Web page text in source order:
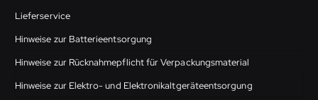
Lieferservice
Hinweise zur Batterieentsorgung
Hinweise zur Rücknahmepflicht für Verpackungsmaterial
Hinweise zur Elektro- und Elektronikaltgeräteentsorgung